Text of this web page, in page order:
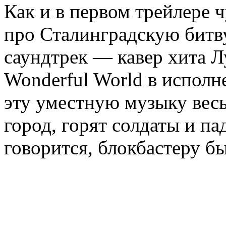
Как и в первом трейлере
про Сталинградскую
саундтрек — кавер хита
Wonderful World в
эту уместную музыку
город, горят солдаты и
говорится, блокбастеру